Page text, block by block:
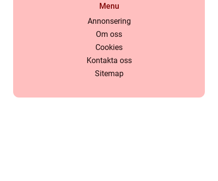
Menu
Annonsering
Om oss
Cookies
Kontakta oss
Sitemap